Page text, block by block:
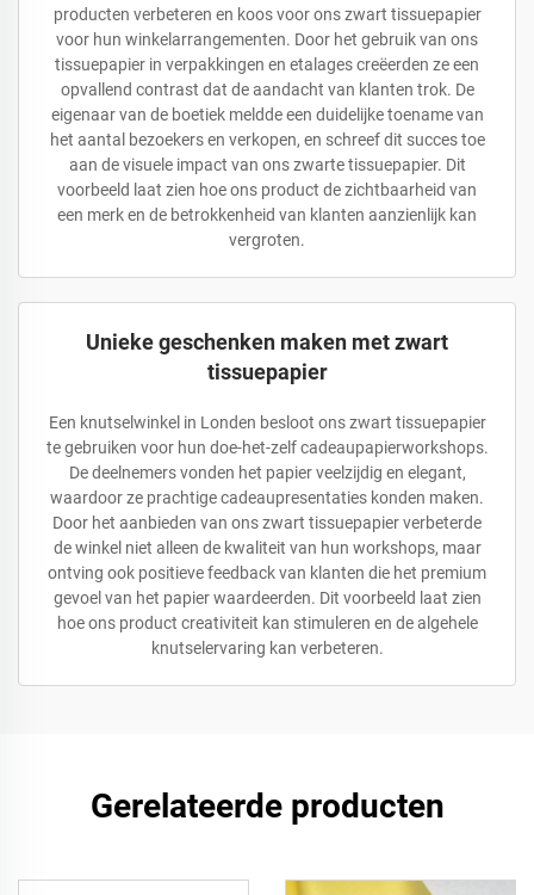
producten verbeteren en koos voor ons zwart tissuepapier
voor hun winkelarrangementen. Door het gebruik van ons
tissuepapier in verpakkingen en etalages creëerden ze een
opvallend contrast dat de aandacht van klanten trok. De
eigenaar van de boetiek meldde een duidelijke toename van
het aantal bezoekers en verkopen, en schreef dit succes toe
aan de visuele impact van ons zwarte tissuepapier. Dit
voorbeeld laat zien hoe ons product de zichtbaarheid van
een merk en de betrokkenheid van klanten aanzienlijk kan
vergroten.
Unieke geschenken maken met zwart
tissuepapier
Een knutselwinkel in Londen besloot ons zwart tissuepapier
te gebruiken voor hun doe-het-zelf cadeaupapierworkshops.
De deelnemers vonden het papier veelzijdig en elegant,
waardoor ze prachtige cadeaupresentaties konden maken.
Door het aanbieden van ons zwart tissuepapier verbeterde
de winkel niet alleen de kwaliteit van hun workshops, maar
ontving ook positieve feedback van klanten die het premium
gevoel van het papier waardeerden. Dit voorbeeld laat zien
hoe ons product creativiteit kan stimuleren en de algehele
knutselervaring kan verbeteren.
Gerelateerde producten